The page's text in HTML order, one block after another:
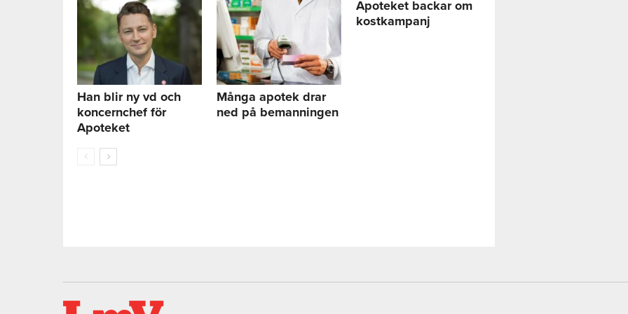
Han blir ny vd och
koncernchef för
Apoteket
Många apotek drar
ned på bemanningen
Apoteket backar om
kostkampanj